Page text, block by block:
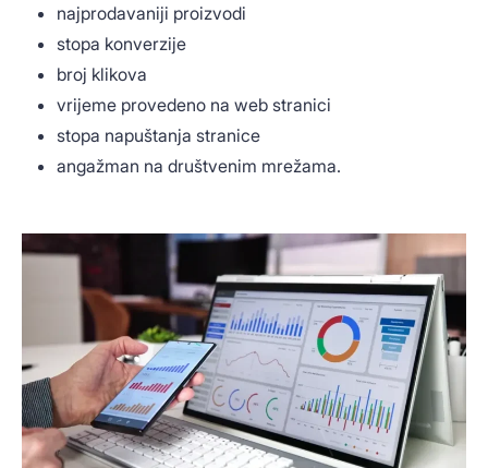
najprodavaniji proizvodi
stopa konverzije
broj klikova
vrijeme provedeno na web stranici
stopa napuštanja stranice
angažman na društvenim mrežama.